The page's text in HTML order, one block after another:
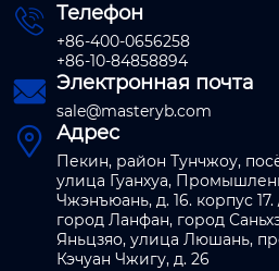
 Телефон
+86-400-0656258
+86-10-84858894
 Электронная почта
sale@masteryb.com
 Адрес
Пекин, район Тунчжоу,
улица Гуанхуа,
Чжэнъюань, д. 16. корпус
город Ланфан, город
Яньцзяо, улица Люшань,
Кэчуан Чжигу, д. 26